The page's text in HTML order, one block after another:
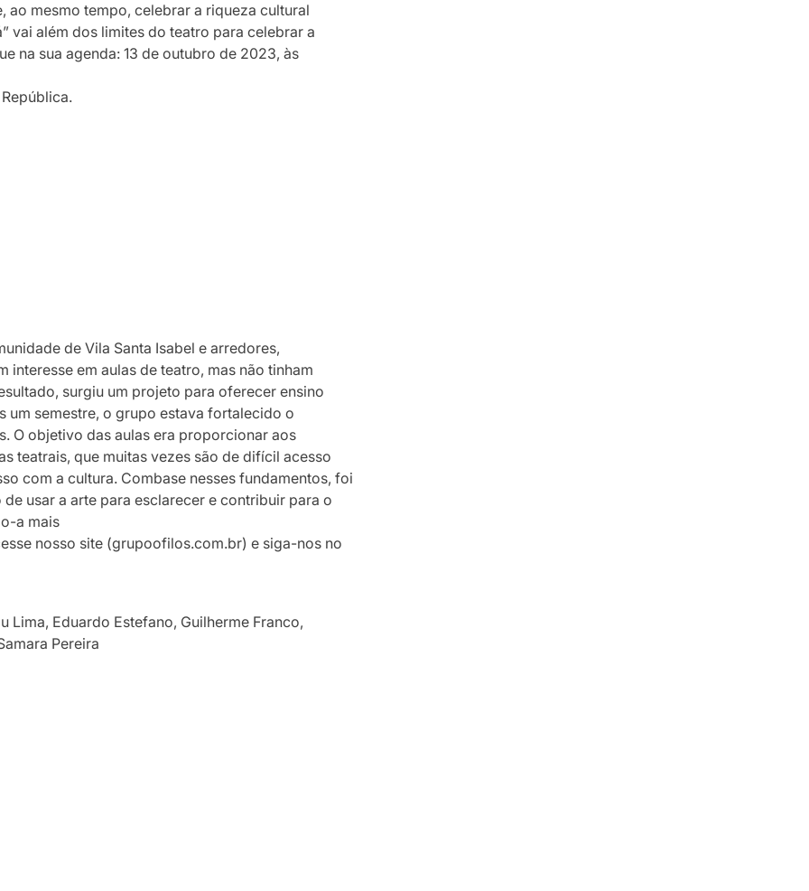
mesmo tempo, celebrar a riqueza cultural
vai além dos limites do teatro para celebrar a
na sua agenda: 13 de outubro de 2023, às
de Vila Santa Isabel e arredores,
interesse em aulas de teatro, mas não tinham
surgiu um projeto para oferecer ensino
semestre, o grupo estava fortalecido o
O objetivo das aulas era proporcionar aos
teatrais, que muitas vezes são de difícil acesso
com a cultura. Combase nesses fundamentos, foi
usar a arte para esclarecer e contribuir para o
a mais
nosso site (grupoofilos.com.br) e siga-nos no
Lima, Eduardo Estefano, Guilherme Franco,
Pereira